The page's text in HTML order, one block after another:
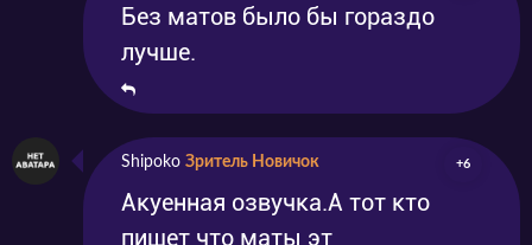
Без матов было бы гораздо
лучше.
Shipoko Зритель Новичок +6
Акуенная озвучка.А тот кто
пишет что маты эт